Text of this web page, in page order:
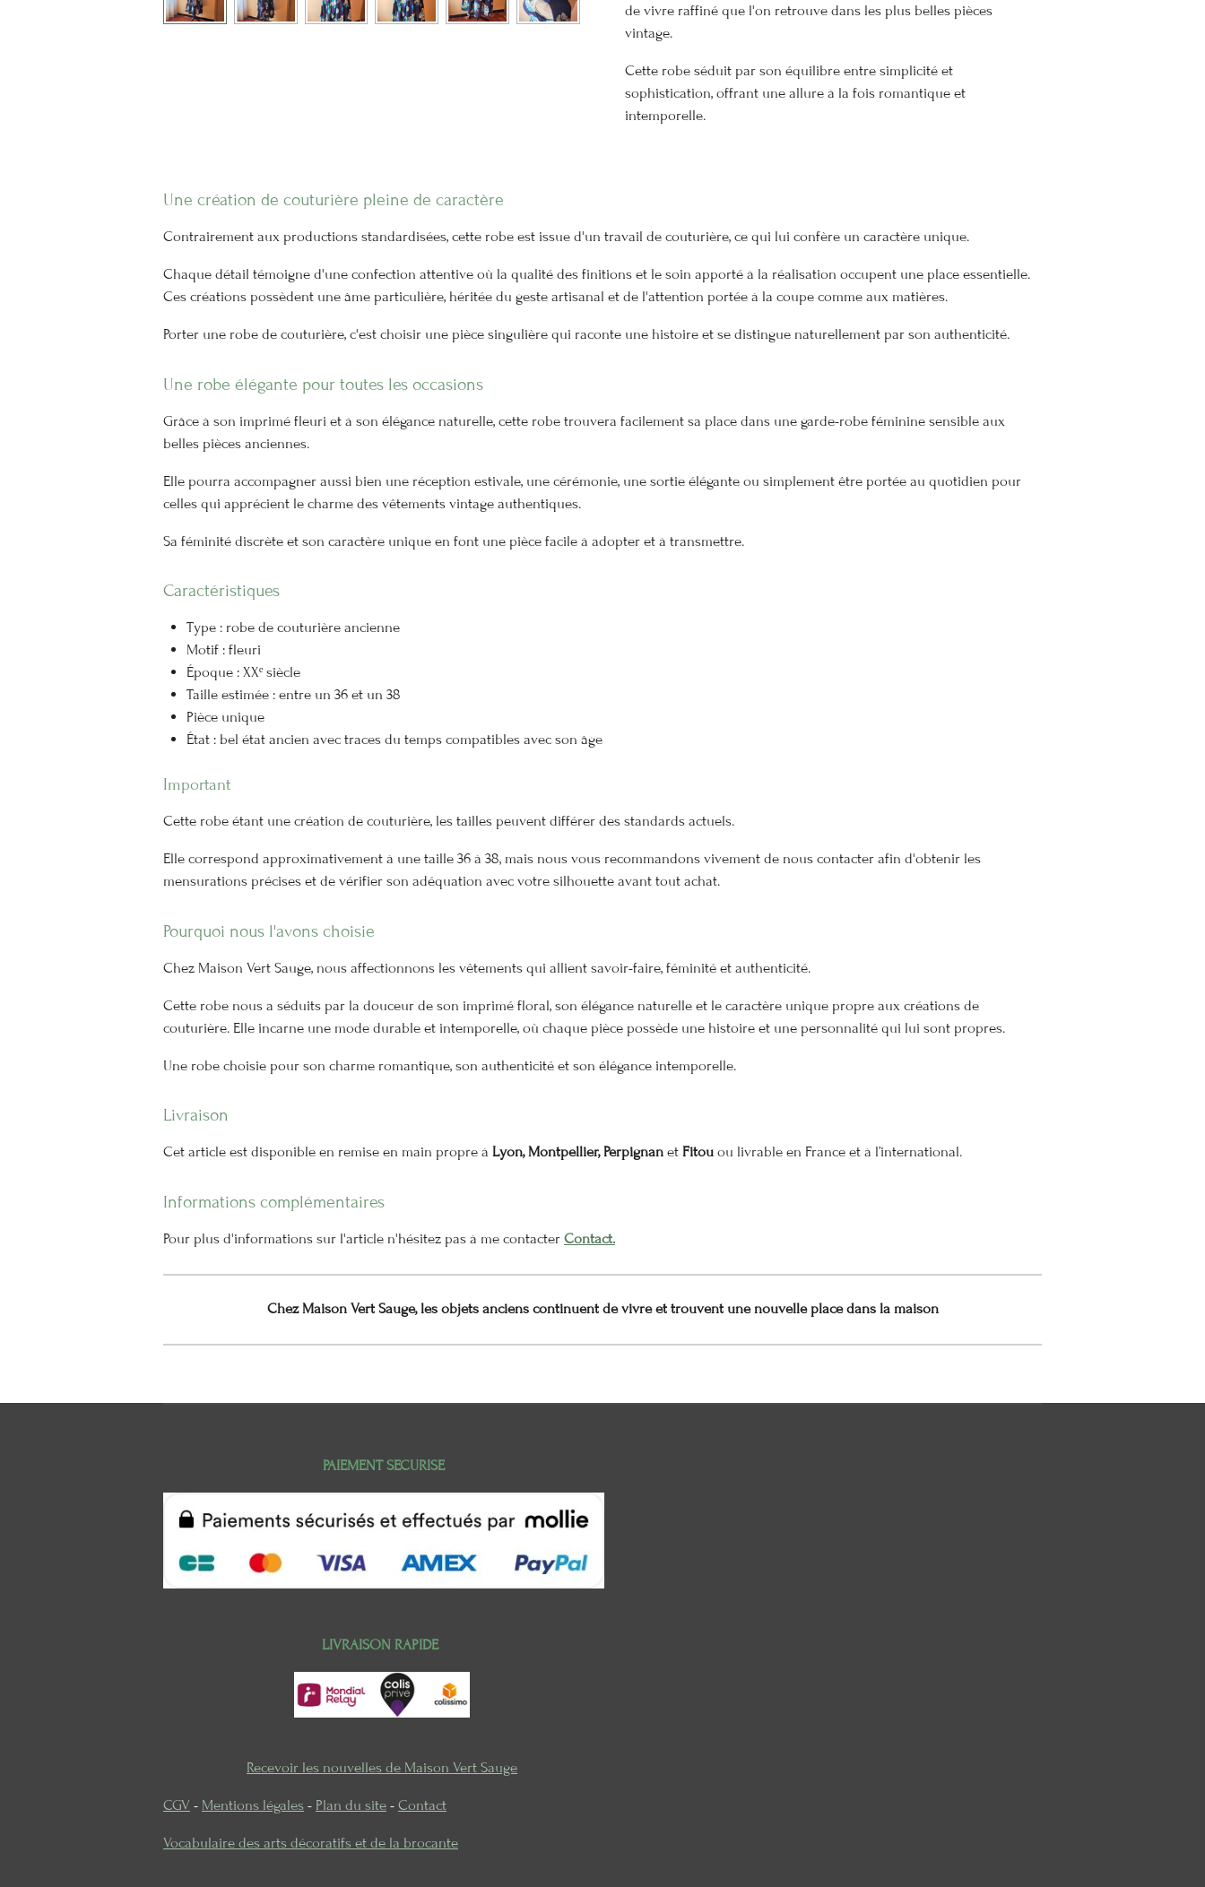
de vivre raffiné que l'on retrouve dans les plus belles pièces
vintage.
Cette robe séduit par son équilibre entre simplicité et
sophistication, offrant une allure à la fois romantique et
intemporelle.
Une création de couturière pleine de caractère
Contrairement aux productions standardisées, cette robe est issue d'un travail de couturière, ce qui lui confère un caractère unique.
Chaque détail témoigne d'une confection attentive où la qualité des finitions et le soin apporté à la réalisation occupent une place essentielle.
Ces créations possèdent une âme particulière, héritée du geste artisanal et de l'attention portée à la coupe comme aux matières.
Porter une robe de couturière, c'est choisir une pièce singulière qui raconte une histoire et se distingue naturellement par son authenticité.
Une robe élégante pour toutes les occasions
Grâce à son imprimé fleuri et à son élégance naturelle, cette robe trouvera facilement sa place dans une garde-robe féminine sensible aux
belles pièces anciennes.
Elle pourra accompagner aussi bien une réception estivale, une cérémonie, une sortie élégante ou simplement être portée au quotidien pour
celles qui apprécient le charme des vêtements vintage authentiques.
Sa féminité discrète et son caractère unique en font une pièce facile à adopter et à transmettre.
Caractéristiques
Type : robe de couturière ancienne
Motif : fleuri
Époque : XXᵉ siècle
Taille estimée : entre un 36 et un 38
Pièce unique
État : bel état ancien avec traces du temps compatibles avec son âge
Important
Cette robe étant une création de couturière, les tailles peuvent différer des standards actuels.
Elle correspond approximativement à une taille 36 à 38, mais nous vous recommandons vivement de nous contacter afin d'obtenir les
mensurations précises et de vérifier son adéquation avec votre silhouette avant tout achat.
Pourquoi nous l'avons choisie
Chez Maison Vert Sauge, nous affectionnons les vêtements qui allient savoir-faire, féminité et authenticité.
Cette robe nous a séduits par la douceur de son imprimé floral, son élégance naturelle et le caractère unique propre aux créations de
couturière. Elle incarne une mode durable et intemporelle, où chaque pièce possède une histoire et une personnalité qui lui sont propres.
Une robe choisie pour son charme romantique, son authenticité et son élégance intemporelle.
Livraison
Cet article est disponible en remise en main propre à Lyon, Montpellier, Perpignan et Fitou ou livrable en France et à l’international.
Informations complémentaires
Pour plus d'informations sur l'article n'hésitez pas à me contacter Contact.
Chez Maison Vert Sauge, les objets anciens continuent de vivre et trouvent une nouvelle place dans la maison
PAIEMENT SECURISE
LIVRAISON RAPIDE
Recevoir les nouvelles de Maison Vert Sauge
CGV - Mentions légales - Plan du site - Contact
Vocabulaire des arts décoratifs et de la brocante